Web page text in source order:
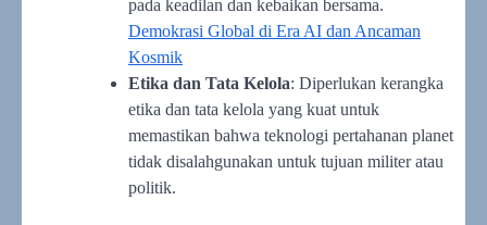
pada keadilan dan kebaikan bersama.
Demokrasi Global di Era AI dan Ancaman
Kosmik
Etika dan Tata Kelola: Diperlukan kerangka
etika dan tata kelola yang kuat untuk
memastikan bahwa teknologi pertahanan planet
tidak disalahgunakan untuk tujuan militer atau
politik.